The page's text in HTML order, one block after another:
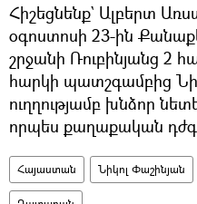
Հիշեցնենք` Ալբերտ
օգոստոսի 23-ին
շրջանի Ռուբինյանց 2
հարկի պատշգամբից
ուղղությամբ խնձոր
որպես քաղաքական
Հայաստան Նիկոլ Փաշինյան